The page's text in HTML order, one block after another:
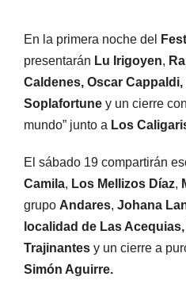
En la primera noche del
presentarán Lu Irigoyen,
Caldenes, Oscar
Soplafortune y un cierre
mundo” junto a Los
El sábado 19 compartirán
Camila, Los Mellizos Díaz,
grupo Andares, Johana
localidad de Las
Trajinantes y un cierre a
Simón Aguirre.